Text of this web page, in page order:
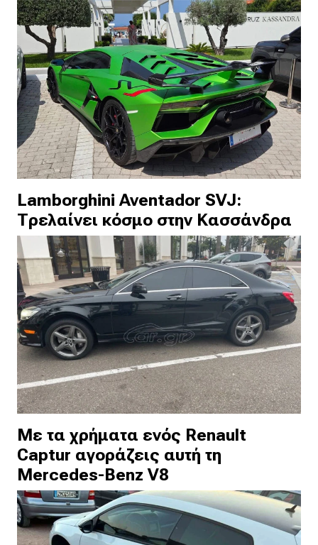
Lamborghini Aventador SVJ:
Τρελαίνει κόσμο στην Κασσάνδρα
Με τα χρήματα ενός Renault
Captur αγοράζεις αυτή τη
Mercedes-Benz V8